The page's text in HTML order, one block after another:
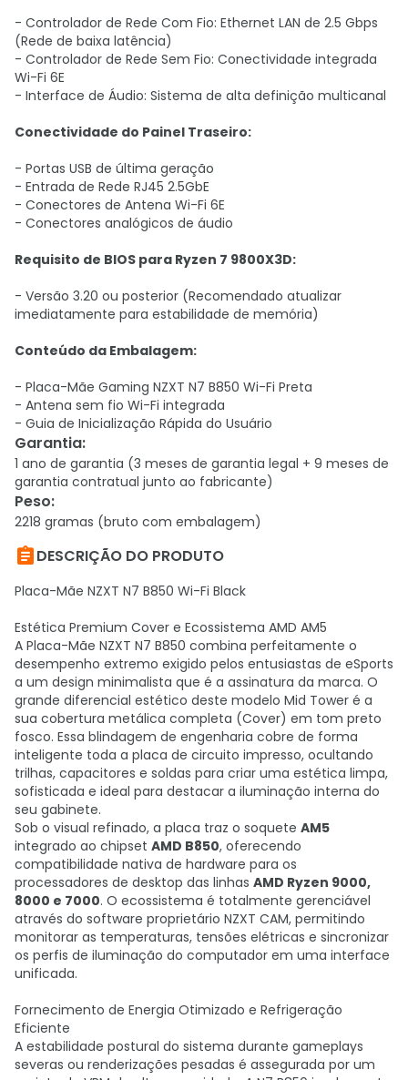
- Controlador de Rede Com Fio: Ethernet LAN de 2.5 Gbps
(Rede de baixa latência)
- Controlador de Rede Sem Fio: Conectividade integrada
Wi-Fi 6E
- Interface de Áudio: Sistema de alta definição multicanal
Conectividade do Painel Traseiro:
- Portas USB de última geração
- Entrada de Rede RJ45 2.5GbE
- Conectores de Antena Wi-Fi 6E
- Conectores analógicos de áudio
Requisito de BIOS para Ryzen 7 9800X3D:
- Versão 3.20 ou posterior (Recomendado atualizar
imediatamente para estabilidade de memória)
Conteúdo da Embalagem:
- Placa-Mãe Gaming NZXT N7 B850 Wi-Fi Preta
- Antena sem fio Wi-Fi integrada
- Guia de Inicialização Rápida do Usuário
Garantia:
1 ano de garantia (3 meses de garantia legal + 9 meses de
garantia contratual junto ao fabricante)
Peso:
2218 gramas (bruto com embalagem)
DESCRIÇÃO DO PRODUTO
Placa-Mãe NZXT N7 B850 Wi-Fi Black
Estética Premium Cover e Ecossistema AMD AM5
A Placa-Mãe NZXT N7 B850 combina perfeitamente o
desempenho extremo exigido pelos entusiastas de eSports
a um design minimalista que é a assinatura da marca. O
grande diferencial estético deste modelo Mid Tower é a
sua cobertura metálica completa (Cover) em tom preto
fosco. Essa blindagem de engenharia cobre de forma
inteligente toda a placa de circuito impresso, ocultando
trilhas, capacitores e soldas para criar uma estética limpa,
sofisticada e ideal para destacar a iluminação interna do
seu gabinete.
Sob o visual refinado, a placa traz o soquete AM5
integrado ao chipset AMD B850, oferecendo
compatibilidade nativa de hardware para os
processadores de desktop das linhas AMD Ryzen 9000,
8000 e 7000. O ecossistema é totalmente gerenciável
através do software proprietário NZXT CAM, permitindo
monitorar as temperaturas, tensões elétricas e sincronizar
os perfis de iluminação do computador em uma interface
unificada.
Fornecimento de Energia Otimizado e Refrigeração
Eficiente
A estabilidade postural do sistema durante gameplays
severas ou renderizações pesadas é assegurada por um